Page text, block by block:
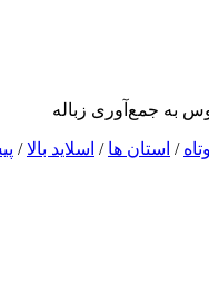
به جمع‌آوری زباله
/ استان ها / اسلاید بالا/